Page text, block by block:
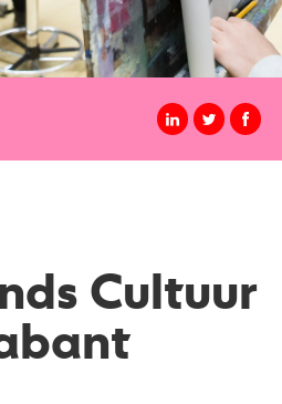
Cultuur